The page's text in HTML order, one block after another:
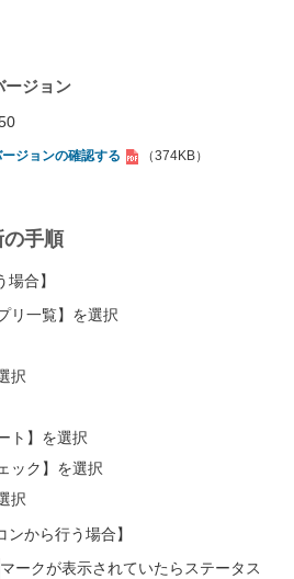
ージョン
ジョンの確認する （374KB）
手順
場合】
リ一覧】を選択
択
ト】を選択
ック】を選択
択
ンから行う場合】
マークが表示されていたらステータス